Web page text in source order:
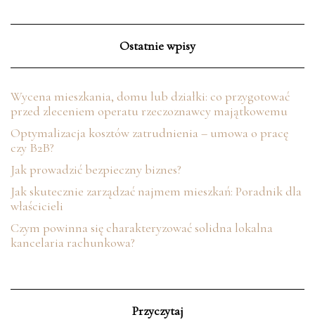
Ostatnie wpisy
Wycena mieszkania, domu lub działki: co przygotować
przed zleceniem operatu rzeczoznawcy majątkowemu
Optymalizacja kosztów zatrudnienia – umowa o pracę
czy B2B?
Jak prowadzić bezpieczny biznes?
Jak skutecznie zarządzać najmem mieszkań: Poradnik dla
właścicieli
Czym powinna się charakteryzować solidna lokalna
kancelaria rachunkowa?
Przyczytaj